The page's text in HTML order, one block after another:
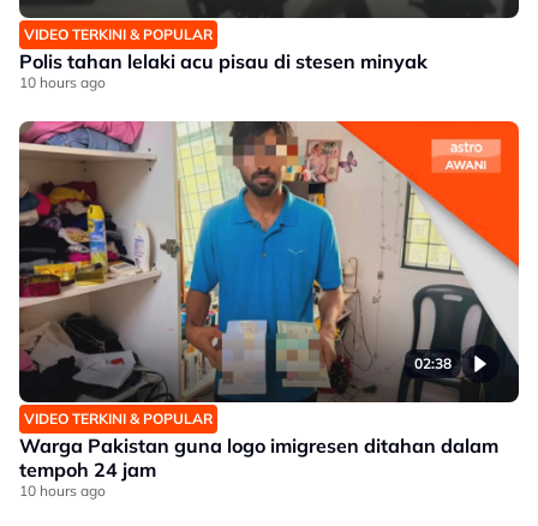
VIDEO TERKINI & POPULAR
Polis tahan lelaki acu pisau di stesen minyak
10 hours ago
02:38
VIDEO TERKINI & POPULAR
Warga Pakistan guna logo imigresen ditahan dalam
tempoh 24 jam
10 hours ago